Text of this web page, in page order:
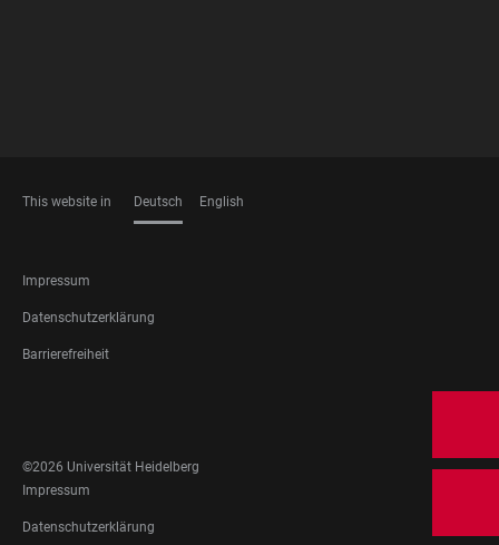
This website in Deutsch English
FOOTER
LEGAL
Impressum
Datenschutzerklärung
Barrierefreiheit
MEDIA
©2026 Universität Heidelberg
FOOTER
LEGAL
Impressum
Datenschutzerklärung